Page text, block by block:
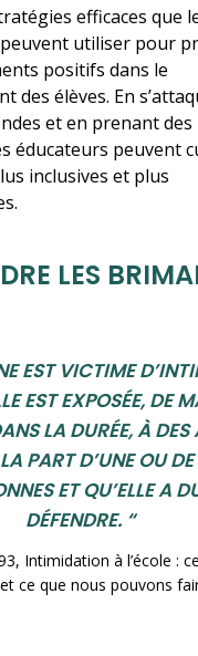
efficaces que
utiliser pour
positifs dans le
des élèves. En
et en prenant des
éducateurs peuvent
inclusives et plus
LES
EST VICTIME
EST EXPOSÉE, DE
LA DURÉE, À
PART D’UNE OU
ET QU’ELLE A
DÉFENDRE. “
Intimidation à l’école :
ce que nous pouvons